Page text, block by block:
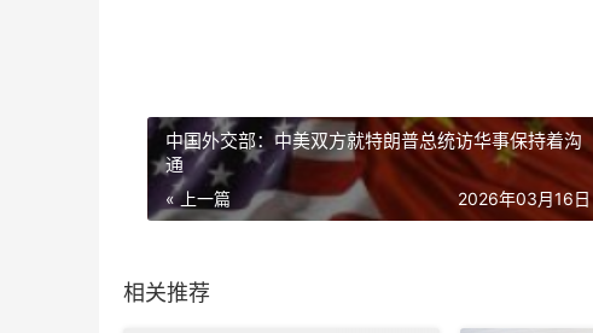
中国外交部：中美双方就特朗普总统访华事保持着沟
通
« 上一篇 2026年03月16日
相关推荐